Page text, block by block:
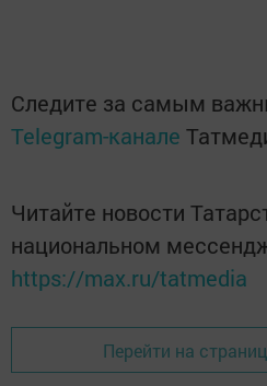
Следите за самым
Telegram-канале
Читайте новости
национальном
https://max.ru/tatmedia
Перейти на